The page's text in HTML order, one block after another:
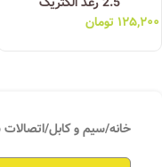
۱۲۵,۲۰۰ تومان
خانه/سیم و کابل/